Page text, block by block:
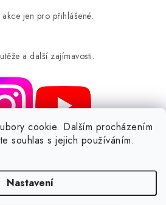
cookie. Dalším procházením
souhlas s jejich používáním.
Nastavení
jen pro přihlášené.
a další zajímavosti.
Veselka 48, 259 01 Olbramovice -
je prodávající povinen vystavit
přijatou tržbu u správce daně online; v